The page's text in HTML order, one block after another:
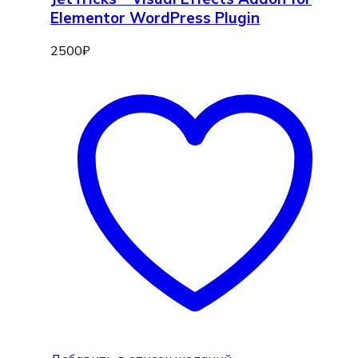
Elementor WordPress Plugin
2500₽